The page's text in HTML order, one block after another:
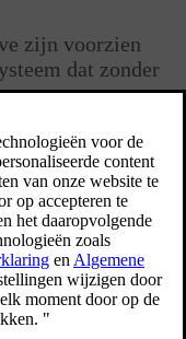
zijn voorzien
dat zonder
is de auto te
dat de
hoeft te zitten. U
in bijvoorbeeld een
eenvoudiger om de
handen vol hebt.
geleverd
transpondersleutels